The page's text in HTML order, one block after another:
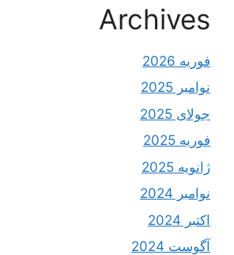
Archives
فوریه 2026
نوامبر 2025
جولای 2025
فوریه 2025
ژانویه 2025
نوامبر 2024
اکتبر 2024
آگوست 2024